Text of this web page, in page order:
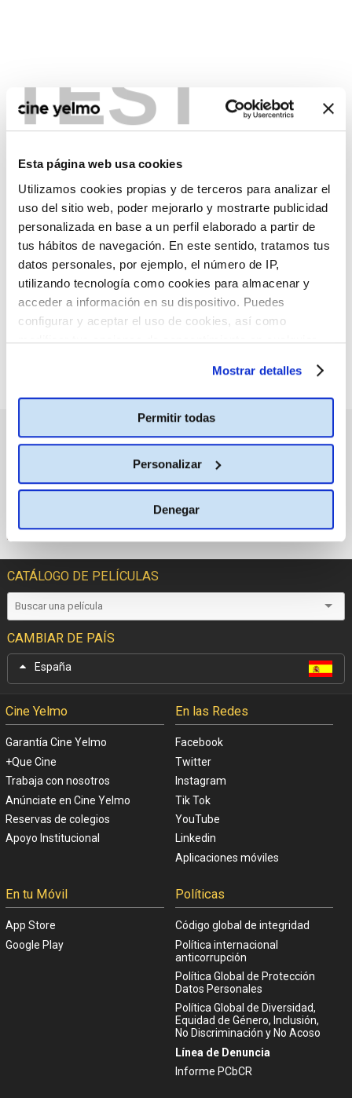
TEST
Esta página web usa cookies
Utilizamos cookies propias y de terceros para analizar el
uso del sitio web, poder mejorarlo y mostrarte publicidad
personalizada en base a un perfil elaborado a partir de
tus hábitos de navegación. En este sentido, tratamos tus
datos personales, por ejemplo, el número de IP,
utilizando tecnología como cookies para almacenar y
acceder a información en su dispositivo. Puedes
configurar y aceptar el uso de cookies, así como
modificar tus opciones de consentimiento en cualquier
Mostrar detalles
Permitir todas
Personalizar
Denegar
:(
No hay películas con el
criterio de búsqueda
seleccionado.
PRÓXIMOS ESTRENOS
CATÁLOGO DE PELÍCULAS
CAMBIAR DE PAÍS
España
Cine Yelmo
Garantía Cine Yelmo
+Que Cine
Trabaja con nosotros
Anúnciate en Cine Yelmo
Reservas de colegios
Apoyo Institucional
En las Redes
Facebook
Twitter
Instagram
Tik Tok
YouTube
Linkedin
Aplicaciones móviles
En tu Móvil
App Store
Google Play
Políticas
Código global de integridad
Política internacional
anticorrupción
Política Global de Protección
Datos Personales
Política Global de Diversidad,
Equidad de Género, Inclusión,
No Discriminación y No Acoso
Línea de Denuncia
Informe PCbCR